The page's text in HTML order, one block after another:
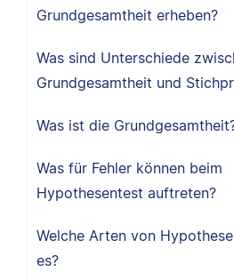
Grundgesamtheit erheben?
Was sind Unterschiede
Grundgesamtheit und
Was ist die
Was für Fehler können beim
Hypothesentest auftreten?
Welche Arten von
es?